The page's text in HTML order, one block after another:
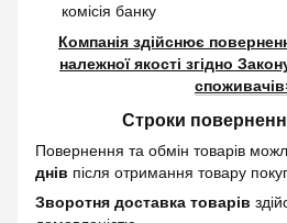
комісія банку
Компанія здійснює
належної якості згідно
Строки
Повернення та обмін товарів
днів після отримання товару
Зворотня доставка товарів